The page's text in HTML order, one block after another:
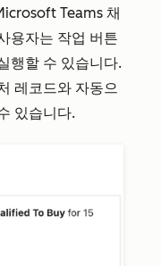
Teams 채
용자는 작업 버튼
행할 수 있습니다.
레코드와 자동으
있습니다.